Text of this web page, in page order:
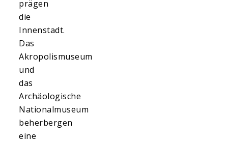
prägen
die
Innenstadt.
Das
Akropolismuseum
und
das
Archäologische
Nationalmuseum
beherbergen
eine